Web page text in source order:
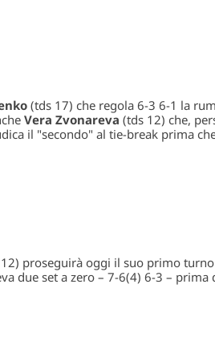
(tds 17) che regola 6-3 6-1 la
Vera Zvonareva (tds 12) che,
il "secondo" al tie-break prima
proseguirà oggi il suo primo
due set a zero – 7-6(4) 6-3 – prima